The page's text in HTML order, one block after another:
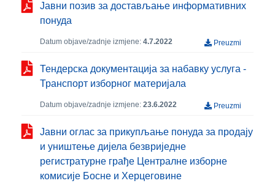
Јавни позив за достављање информативних
понуда
Datum objave/zadnje izmjene: 4.7.2022 Preuzmi
Тендерска документација за набавку услуга -
Транспорт изборног материјала
Datum objave/zadnje izmjene: 23.6.2022 Preuzmi
Јавни оглас за прикупљање понуда за продају
и уништење дијела безвриједне
регистратурне грађе Централне изборне
комисије Босне и Херцеговине